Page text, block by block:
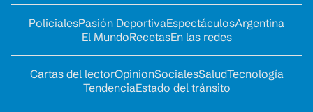
PolicialesPasión DeportivaEspectáculosArgentina
El MundoRecetasEn las redes
Cartas del lectorOpinionSocialesSaludTecnología
TendenciaEstado del tránsito